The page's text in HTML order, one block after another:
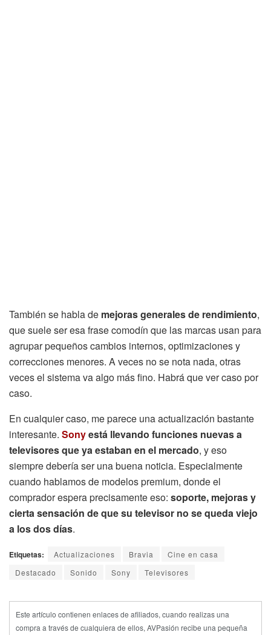
También se habla de mejoras generales de rendimiento,
que suele ser esa frase comodín que las marcas usan para
agrupar pequeños cambios internos, optimizaciones y
correcciones menores. A veces no se nota nada, otras
veces el sistema va algo más fino. Habrá que ver caso por
caso.
En cualquier caso, me parece una actualización bastante
interesante. Sonyestá llevando funciones nuevas a
televisores que ya estaban en el mercado, y eso
siempre debería ser una buena noticia. Especialmente
cuando hablamos de modelos premium, donde el
comprador espera precisamente eso: soporte, mejoras y
cierta sensación de que su televisor no se queda viejo
a los dos días.
Etiquetas: Actualizaciones Bravia
Cine en casa
Destacado
Sonido Sony Televisores
Este artículo contienen enlaces de afiliados, cuando realizas una
compra a través de cualquiera de ellos, AVPasión recibe una pequeña